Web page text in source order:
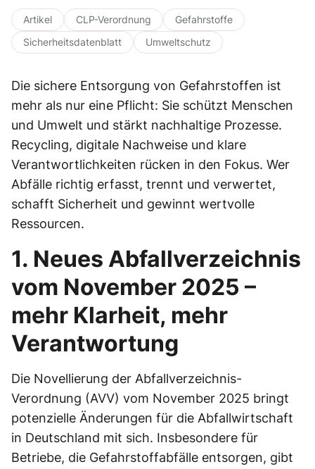
Artikel CLP-Verordnung
Gefahrstoffe
Sicherheitsdatenblatt
Umweltschutz
Die sichere Entsorgung von Gefahrstoffen ist
mehr als nur eine Pflicht: Sie schützt Menschen
und Umwelt und stärkt nachhaltige Prozesse.
Recycling, digitale Nachweise und klare
Verantwortlichkeiten rücken in den Fokus. Wer
Abfälle richtig erfasst, trennt und verwertet,
schafft Sicherheit und gewinnt wertvolle
Ressourcen.
1. Neues Abfallverzeichnis
vom November 2025 –
mehr Klarheit, mehr
Verantwortung
Die Novellierung der Abfallverzeichnis-
Verordnung (AVV) vom November 2025 bringt
potenzielle Änderungen für die Abfallwirtschaft
in Deutschland mit sich. Insbesondere für
Betriebe, die Gefahrstoffabfälle entsorgen, gibt